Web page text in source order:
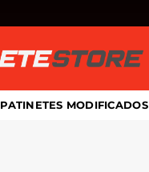
PATINETES MODIFICADOS